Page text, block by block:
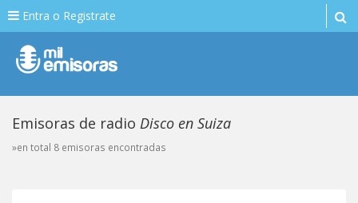
Entra o Registrate
Emisoras de radio Disco en Suiza
»en total 8 emisoras encontradas